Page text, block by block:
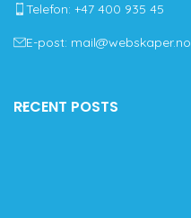
Telefon: +47 400 935 45
E-post: mail@webskaper.no
RECENT POSTS